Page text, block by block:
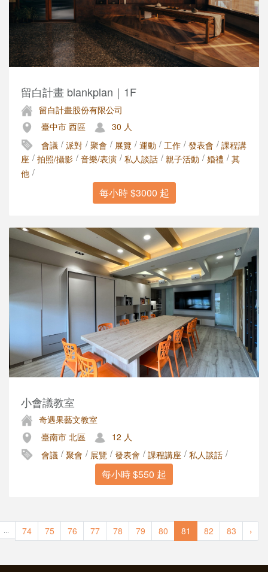
留白計畫 blankplan｜1F
留白計畫股份有限公司
臺中市 西區
30 人
會議 / 派對 / 聚會 / 展覽 / 運動 / 工作 / 發表會 / 課程講
座 / 拍照/攝影 / 音樂/表演 / 私人談話 / 親子活動 / 婚禮 / 其
他 /
每小時 $3000 起
小會議教室
奇遇果藝文教室
臺南市 北區
12 人
會議 / 聚會 / 展覽 / 發表會 / 課程講座 / 私人談話 /
每小時 $550 起
... 74 75 76 77 78 79 80 81 82 83 ›